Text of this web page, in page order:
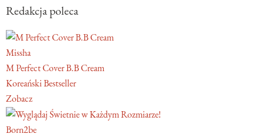
Redakcja poleca
Missha
M Perfect Cover B.B Cream
Koreański Bestseller
Zobacz
Born2be